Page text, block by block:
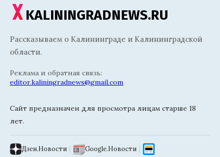
KALININGRADNEWS.RU
Рассказываем о Калининграде и Калининградской
области.
Реклама и обратная связь:
editor.kaliningradnews@gmail.com
Сайт предназначен для просмотра лицам старше 18
лет.
Дзен.Новости | Google.Новости |